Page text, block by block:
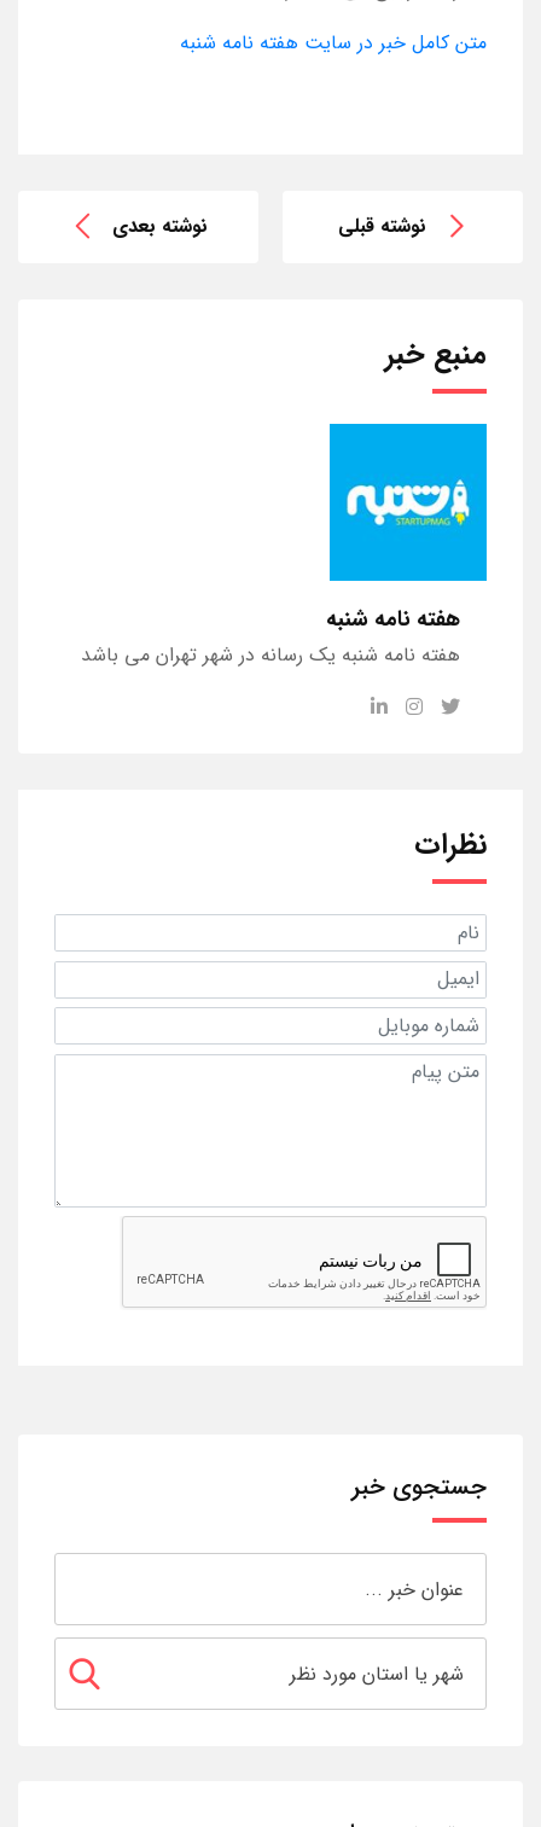
متن کامل خبر در سایت هفته نامه شنبه
نوشته قبلی نوشته بعدی
منبع خبر
هفته نامه شنبه
هفته نامه شنبه یک رسانه در شهر تهران می باشد
نظرات
جستجوی خبر